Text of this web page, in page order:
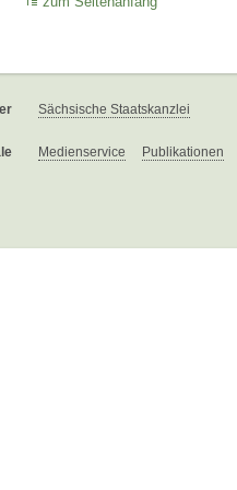
Sächsische Staatskanzlei
Medienservice Publikationen